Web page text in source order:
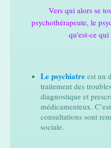
Vers qui alors se
psychothérapeute, le
qu'est-ce
Le psychiatre est un
traitement des
diagnostique et
médicamenteux.
consultations sont
sociale.